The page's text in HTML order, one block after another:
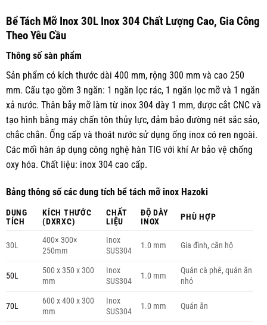
Bể Tách Mỡ Inox 30L Inox 304 Chất Lượng Cao, Gia Công
Theo Yêu Cầu
Thông số sàn phẩm
Sản phẩm có kích thước dài 400 mm, rộng 300 mm và cao 250
mm. Cấu tạo gồm 3 ngăn: 1 ngăn lọc rác, 1 ngăn lọc mỡ và 1 ngăn
xả nước. Thân bẫy mỡ làm từ inox 304 dày 1 mm, được cắt CNC và
tạo hình bằng máy chấn tôn thủy lực, đảm bảo đường nét sắc sảo,
chắc chắn. Ống cấp và thoát nước sử dụng ống inox có ren ngoài.
Các mối hàn áp dụng công nghệ hàn TIG với khí Ar bảo vệ chống
oxy hóa. Chất liệu: inox 304 cao cấp.
Bảng thông số các dung tích bể tách mỡ inox Hazoki
DUNG
TÍCH
KÍCH THƯỚC
(DXRXC)
CHẤT
LIỆU
ĐỘ DÀY
INOX
PHÙ HỢP
30L
400× 300×
250mm
Inox
SUS304
1.0 mm Gia đình, căn hộ
50L
500 x 350 x 300
mm
Inox
SUS304
1.0 mm
Quán cà phê, quán ăn
nhỏ
70L
600 x 400 x 300
mm
Inox
SUS304
1.0 mm Quán ăn